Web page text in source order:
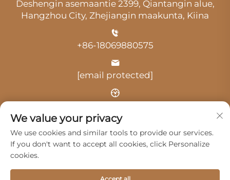
Deshengin asemaantie 2399, Qiantangin alue,
Hangzhou City, Zhejiangin maakunta, Kiina
+86-18069880575
[email protected]
Tekijänoikeus © 2025 Hangzhou Guangji Automobile
We value your privacy
We use cookies and similar tools to provide our services.
If you don't want to accept all cookies, click Personalize
cookies.